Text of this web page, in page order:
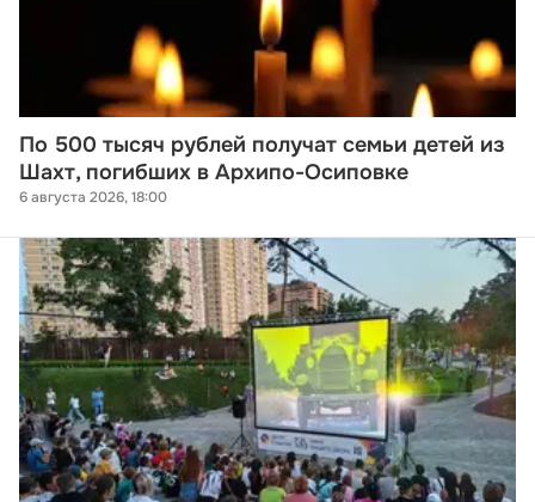
По 500 тысяч рублей получат семьи детей из
Шахт, погибших в Архипо-Осиповке
6 августа 2026, 18:00